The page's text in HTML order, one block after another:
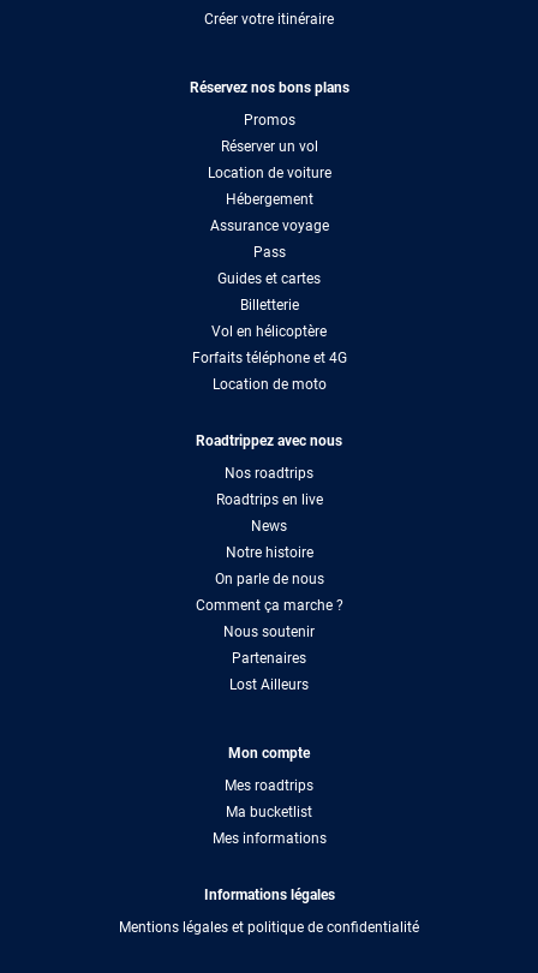
Créer votre itinéraire
Réservez nos bons plans
Promos
Réserver un vol
Location de voiture
Hébergement
Assurance voyage
Pass
Guides et cartes
Billetterie
Vol en hélicoptère
Forfaits téléphone et 4G
Location de moto
Roadtrippez avec nous
Nos roadtrips
Roadtrips en live
News
Notre histoire
On parle de nous
Comment ça marche ?
Nous soutenir
Partenaires
Lost Ailleurs
Mon compte
Mes roadtrips
Ma bucketlist
Mes informations
Informations légales
Mentions légales et politique de confidentialité